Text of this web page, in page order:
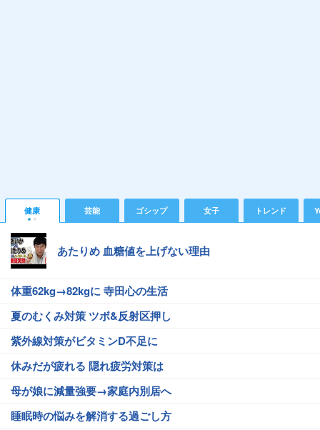
健康 芸能 ゴシップ 女子 トレンド
あたりめ 血糖値を上げない理由
体重62kg→82kgに 寺田心の生活
夏のむくみ対策 ツボ&反射区押し
紫外線対策がビタミンD不足に
休みだが疲れる 隠れ疲労対策は
母が娘に減量強要→家庭内別居へ
睡眠時の悩みを解消する過ごし方